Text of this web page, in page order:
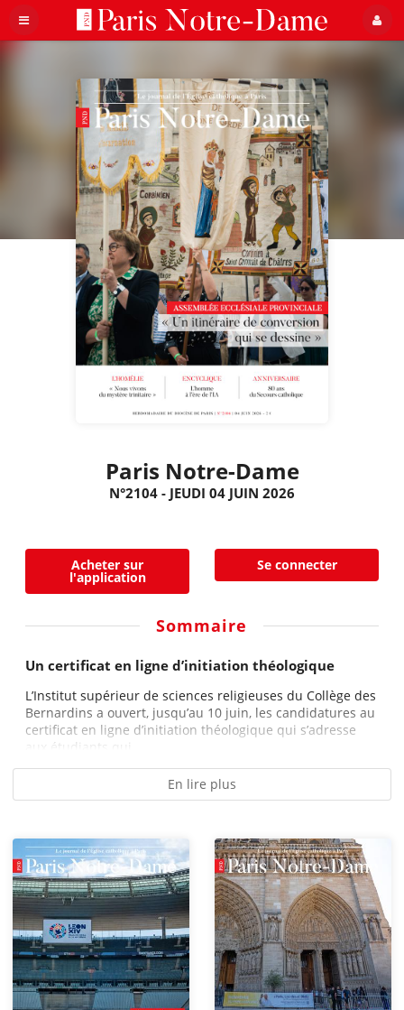
Paris Notre-Dame
N°2104 - JEUDI 04 JUIN 2026
Acheter sur
l'application
Se connecter
Sommaire
Un certificat en ligne d’initiation théologique
L’Institut supérieur de sciences religieuses du Collège des
Bernardins a ouvert, jusqu’au 10 juin, les candidatures au
certificat en ligne d’initiation théologique qui s’adresse
aux étudiants qui...
En lire plus